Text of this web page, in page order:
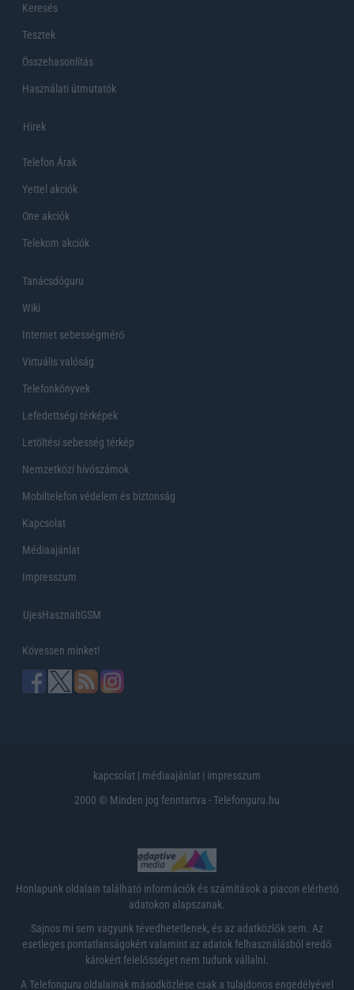
Keresés
Tesztek
Összehasonlítás
Használati útmutatók
Hirek
Telefon Árak
Yettel akciók
One akciók
Telekom akciók
Tanácsdóguru
Wiki
Internet sebességmérő
Virtuális valóság
Telefonkönyvek
Lefedettségi térképek
Letöltési sebesség térkép
Nemzetközi hívószámok
Mobiltelefon védelem és biztonság
Kapcsolat
Médiaajánlat
Impresszum
UjesHasznaltGSM
Kövessen minket!
kapcsolat | médiaajánlat | impresszum
2000 © Minden jog fenntartva - Telefonguru.hu
Honlapunk oldalain található információk és számítások a piacon elérhető
adatokon alapszanak.
Sajnos mi sem vagyunk tévedhetetlenek, és az adatközlők sem. Az
esetleges pontatlanságokért valamint az adatok felhasználásból eredő
károkért felelősséget nem tudunk vállalni.
A Telefonguru oldalainak másodközlése csak a tulajdonos engedélyével